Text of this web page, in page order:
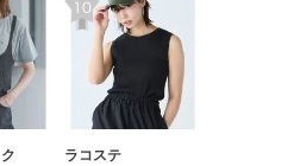
ラコステ